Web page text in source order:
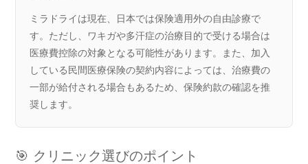
ミラドライは現在、日本では保険適用外の自由診療で
す。ただし、ワキガや多汗症の治療目的で受ける場合は
医療費控除の対象となる可能性があります。また、加入
している民間医療保険の契約内容によっては、治療費の
一部が給付される場合もあるため、保険約款の確認を推
奨します。
🎯 クリニック選びのポイント